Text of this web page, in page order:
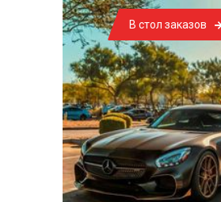
В стол заказов